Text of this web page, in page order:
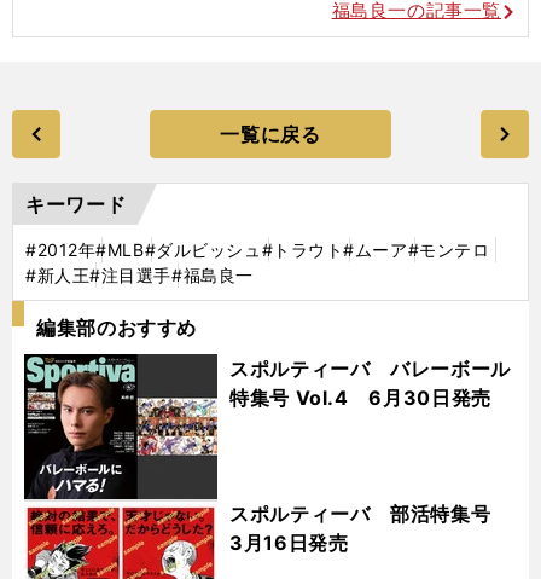
福島良一の記事一覧
一覧に戻る
キーワード
#2012年#MLB#ダルビッシュ #トラウト#ムーア#モンテロ
#新人王#注目選手#福島良一
編集部のおすすめ
スポルティーバ バレーボール
特集号 Vol.4 6月30日発売
スポルティーバ 部活特集号
3月16日発売